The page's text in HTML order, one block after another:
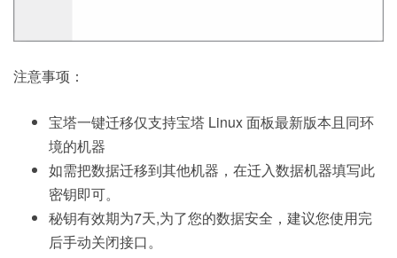
注意事项：
宝塔一键迁移仅支持宝塔 Linux 面板最新版本且同环
境的机器
如需把数据迁移到其他机器，在迁入数据机器填写此
密钥即可。
秘钥有效期为7天,为了您的数据安全，建议您使用完
后手动关闭接口。